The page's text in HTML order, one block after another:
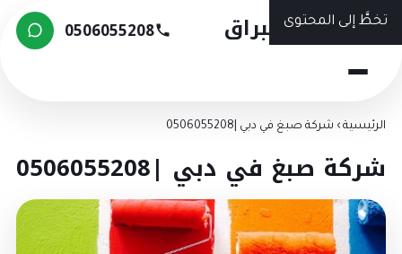
تخطَّ إلى المحتوى
شركة البراق 0506055208
الرئيسية › شركة صبغ في دبي |0506055208
شركة صبغ في دبي |0506055208